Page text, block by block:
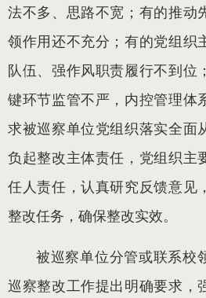
法不多、思路不宽；有的推动
领作用还不充分；有的党组织
队伍、强作风职责履行不到位
键环节监管不严，内控管理体
求被巡察单位党组织落实全面
负起整改主体责任，党组织主
任人责任，认真研究反馈意见
整改任务，确保整改实效。
被巡察单位分管或联系校
巡察整改工作提出明确要求，